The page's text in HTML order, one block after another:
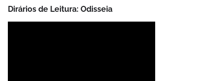
Dirários de Leitura: Odisseia